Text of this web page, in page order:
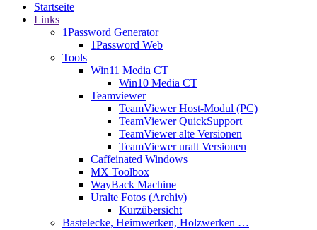
Startseite
Links
1Password Generator
1Password Web
Tools
Win11 Media CT
Win10 Media CT
Teamviewer
TeamViewer Host-Modul (PC)
TeamViewer QuickSupport
TeamViewer alte Versionen
TeamViewer uralt Versionen
Caffeinated Windows
MX Toolbox
WayBack Machine
Uralte Fotos (Archiv)
Kurzübersicht
Bastelecke, Heimwerken, Holzwerken …